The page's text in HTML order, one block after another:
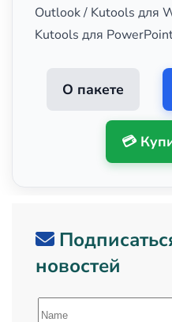
Outlook / Kutools для
Kutools для
О пакете
💳
новостей